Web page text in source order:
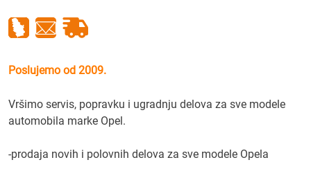
Poslujemo od 2009.
Vršimo servis, popravku i ugradnju delova za sve modele
automobila marke Opel.
-prodaja novih i polovnih delova za sve modele Opela